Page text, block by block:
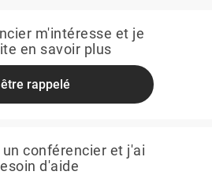
m'intéresse et je
en savoir plus
être rappelé
conférencier et j'ai
d'aide